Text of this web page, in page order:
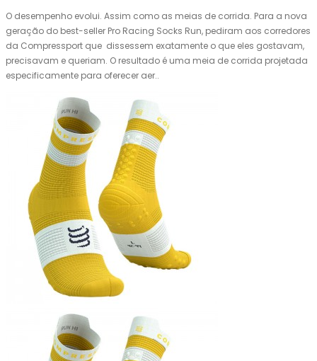
O desempenho evolui. Assim como as meias de corrida. Para a nova
geração do best-seller Pro Racing Socks Run, pediram aos corredores
da Compressport que dissessem exatamente o que eles gostavam,
precisavam e queriam. O resultado é uma meia de corrida projetada
especificamente para oferecer aer..